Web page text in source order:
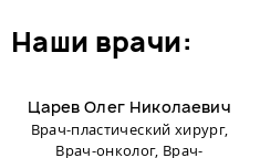
наши врачи:
Царев Олег Николаевич
Врач-пластический хирург,
Врач-онколог, Врач-